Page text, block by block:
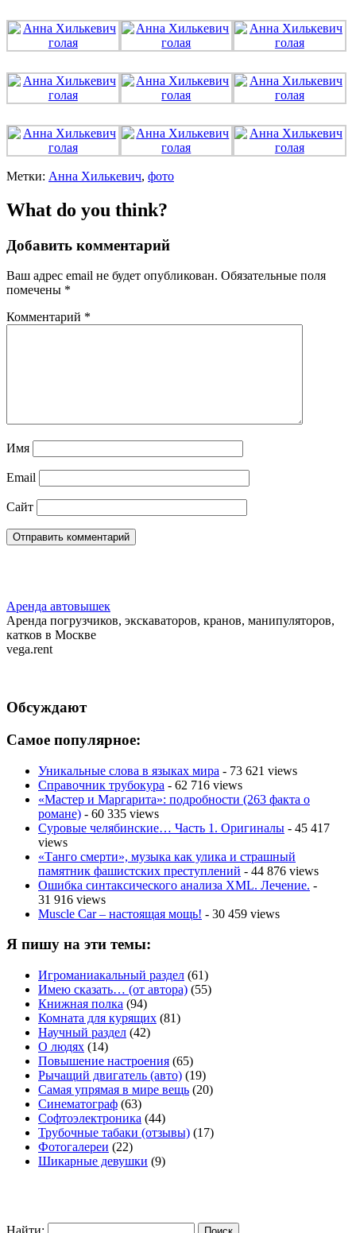
Метки: Анна Хилькевич, фото
What do you think?
Добавить комментарий
Ваш адрес email не будет опубликован. Обязательные поля
помечены *
Комментарий *
Имя
Email
Сайт
Аренда автовышек
Аренда погрузчиков, экскаваторов, кранов, манипуляторов,
катков в Москве
vega.rent
Обсуждают
Самое популярное:
Уникальные слова в языках мира - 73 621 views
Справочник трубокура - 62 716 views
«Мастер и Маргарита»: подробности (263 факта о
романе) - 60 335 views
Суровые челябинские… Часть 1. Оригиналы - 45 417
views
«Танго смерти», музыка как улика и страшный
памятник фашистских преступлений - 44 876 views
Ошибка синтаксического анализа XML. Лечение. -
31 916 views
Muscle Car – настоящая мощь! - 30 459 views
Я пишу на эти темы:
Игроманиакальный раздел (61)
Имею сказать… (от автора) (55)
Книжная полка (94)
Комната для курящих (81)
Научный раздел (42)
О людях (14)
Повышение настроения (65)
Рычащий двигатель (авто) (19)
Самая упрямая в мире вещь (20)
Синематограф (63)
Софтоэлектроника (44)
Трубочные табаки (отзывы) (17)
Фотогалереи (22)
Шикарные девушки (9)
Найти: